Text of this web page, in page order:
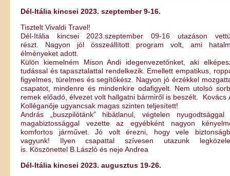
Dél-Itália kincsei 2023. szeptember 9-16.
Tisztelt Vivaldi Travel!
Dél-Itália kincsei 2023.szeptember 09-16 utazáson
részt. Nagyon jól összeállított program volt, ami
élményeket adott.
Külön kiemelném Mison Andi idegenvezetőnket, aki
tudással és tapasztalattal rendelkezik. Emellett empatikus,
figyelmes, türelmes és segítőkész. Nagyon jó érzékkel
csapatot, mindenre és mindenkire odafigyelt. Nem utolsó
remek előadó, élvezet volt hallgatni bármiről is beszélt. Kovács
Kolléganője ugyancsak magas szinten teljesített!
András „buszpilótánk” hibátlanul, végtelen nyugodtsággal
magabiztossággal vezette az egyébként nagyon
komfortos járművet. Jó volt érezni, hogy vele
vagyunk! Ilyen csapattal szívesen utazunk
is. Köszönettel B.László és neje Andrea
Dél-Itália kincsei 2023. augusztus 19-26.